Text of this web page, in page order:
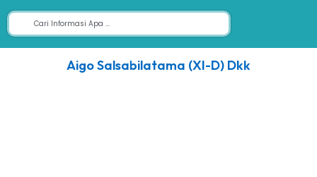
Aigo Salsabilatama (XI-D) Dkk